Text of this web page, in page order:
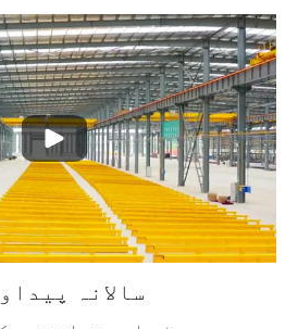
سالانہ پیداوار 70,000